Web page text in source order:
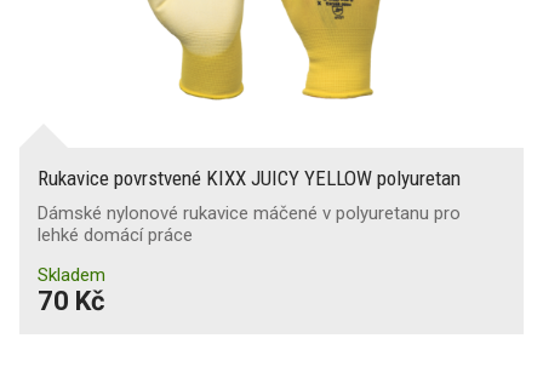
Rukavice povrstvené KIXX JUICY YELLOW polyuretan
Dámské nylonové rukavice máčené v polyuretanu pro
lehké domácí práce
Skladem
70 Kč